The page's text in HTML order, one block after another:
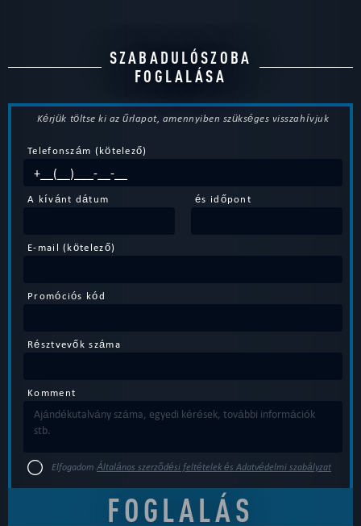
SZABADULÓSZOBA
FOGLALÁSA
Kérjük töltse ki az űrlapot, amennyiben szükséges visszahívjuk
Telefonszám (kötelező)
A kívánt dátum és időpont
E-mail (kötelező)
Promóciós kód
Résztvevők száma
Komment
Elfogadom Általános szerződési feltételek és Adatvédelmi szabályzat